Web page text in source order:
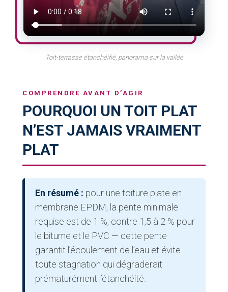
Toit-terrasse étanchéifié, panorama sur la vallée
COMPRENDRE AVANT D’AGIR
POURQUOI UN TOIT PLAT
N’EST JAMAIS VRAIMENT
PLAT
En résumé : pour une toiture plate en
membrane EPDM, la pente minimale
requise est de 1 %, contre 1,5 à 2 % pour
le bitume et le PVC — cette pente
garantit l’écoulement de l’eau et évite
toute stagnation qui dégraderait
prématurément l’étanchéité.